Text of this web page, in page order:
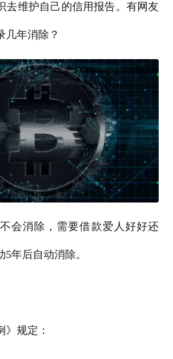
去维护自己的信用报告。有网友
几年消除？
会消除，需要借款爱人好好还
年后自动消除。
》规定：